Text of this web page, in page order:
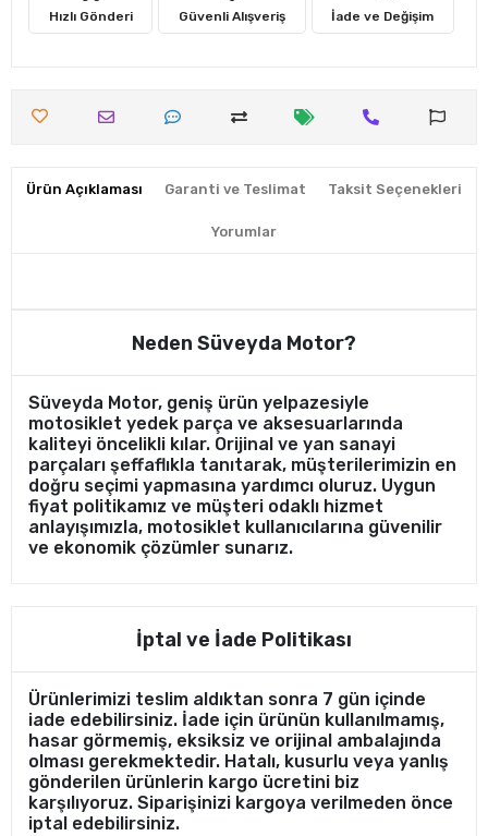
Hızlı Gönderi Güvenli Alışveriş İade ve Değişim
Ürün Açıklaması Garanti ve Teslimat Taksit Seçenekleri
Yorumlar
Neden Süveyda Motor?
Süveyda Motor, geniş ürün yelpazesiyle
motosiklet yedek parça ve aksesuarlarında
kaliteyi öncelikli kılar. Orijinal ve yan sanayi
parçaları şeffaflıkla tanıtarak, müşterilerimizin en
doğru seçimi yapmasına yardımcı oluruz. Uygun
fiyat politikamız ve müşteri odaklı hizmet
anlayışımızla, motosiklet kullanıcılarına güvenilir
ve ekonomik çözümler sunarız.
İptal ve İade Politikası
Ürünlerimizi teslim aldıktan sonra 7 gün içinde
iade edebilirsiniz. İade için ürünün kullanılmamış,
hasar görmemiş, eksiksiz ve orijinal ambalajında
olması gerekmektedir. Hatalı, kusurlu veya yanlış
gönderilen ürünlerin kargo ücretini biz
karşılıyoruz. Siparişinizi kargoya verilmeden önce
iptal edebilirsiniz.